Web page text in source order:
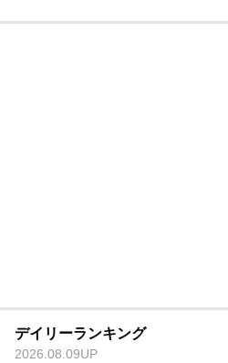
デイリーランキング
2026.08.09UP